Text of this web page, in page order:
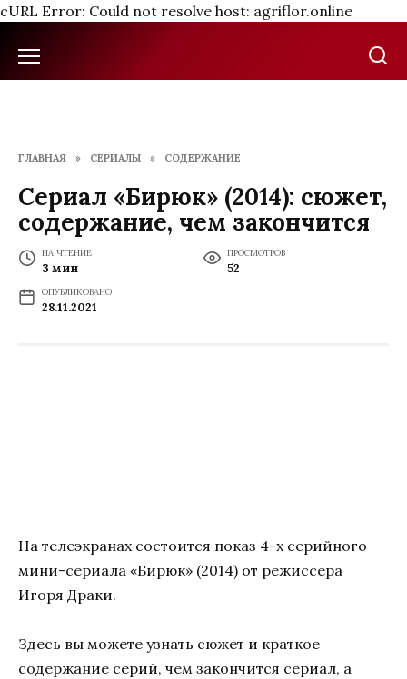
cURL Error: Could not resolve host: agriflor.online
содержанию
ГЛАВНАЯ » СЕРИАЛЫ » СОДЕРЖАНИЕ
Сериал «Бирюк» (2014): сюжет,
содержание, чем закончится
НА ЧТЕНИЕ
3 мин
ПРОСМОТРОВ
52
ОПУБЛИКОВАНО
28.11.2021
На телеэкранах состоится показ 4-х серийного
мини-сериала «Бирюк» (2014) от режиссера
Игоря Драки.
Здесь вы можете узнать сюжет и краткое
содержание серий, чем закончится сериал, а